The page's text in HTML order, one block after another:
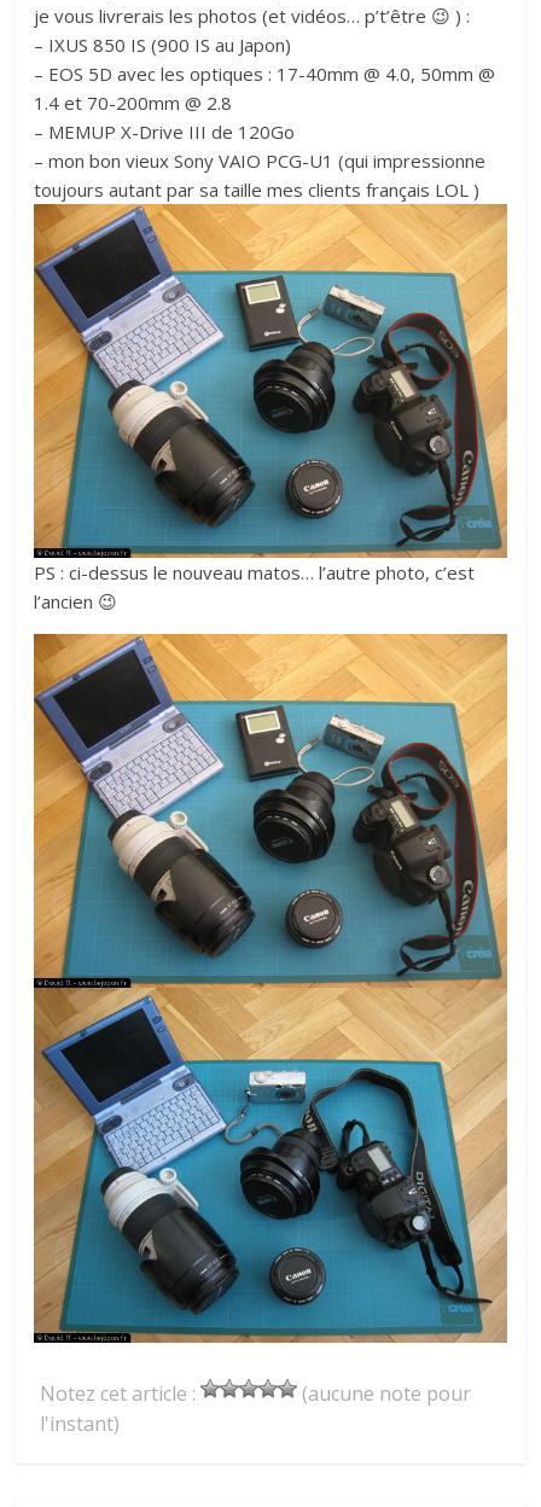
je vous livrerais les photos (et vidéos… p’t’être 😉 ) :
– IXUS 850 IS (900 IS au Japon)
– EOS 5D avec les optiques : 17-40mm @ 4.0, 50mm @
1.4 et 70-200mm @ 2.8
– MEMUP X-Drive III de 120Go
– mon bon vieux Sony VAIO PCG-U1 (qui impressionne
toujours autant par sa taille mes clients français LOL )
PS : ci-dessus le nouveau matos… l’autre photo, c’est
l’ancien 😉
Notez cet article :
(aucune note pour
l'instant)